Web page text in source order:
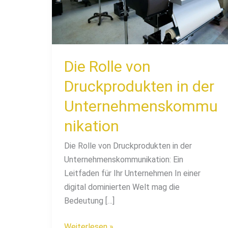
Die Rolle von
Druckprodukten in der
Unternehmenskommu
nikation
Die Rolle von Druckprodukten in der
Unternehmenskommunikation: Ein
Leitfaden für Ihr Unternehmen In einer
digital dominierten Welt mag die
Bedeutung […]
Unternehmenskommunikation